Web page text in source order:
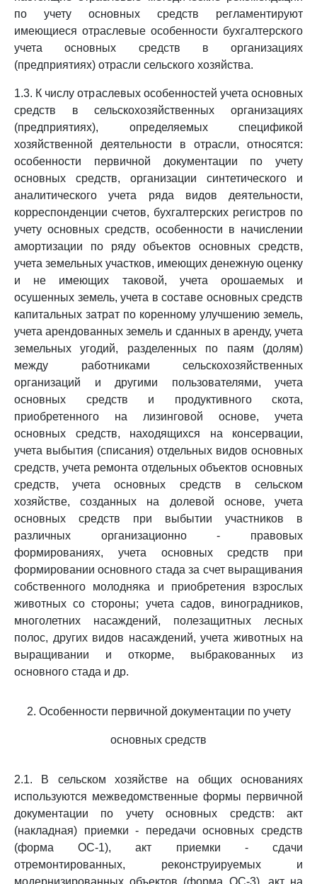
по учету основных средств регламентируют
имеющиеся отраслевые особенности бухгалтерского
учета основных средств в организациях
(предприятиях) отрасли сельского хозяйства.
1.3. К числу отраслевых особенностей учета основных
средств в сельскохозяйственных организациях
(предприятиях), определяемых спецификой
хозяйственной деятельности в отрасли, относятся:
особенности первичной документации по учету
основных средств, организации синтетического и
аналитического учета ряда видов деятельности,
корреспонденции счетов, бухгалтерских регистров по
учету основных средств, особенности в начислении
амортизации по ряду объектов основных средств,
учета земельных участков, имеющих денежную оценку
и не имеющих таковой, учета орошаемых и
осушенных земель, учета в составе основных средств
капитальных затрат по коренному улучшению земель,
учета арендованных земель и сданных в аренду, учета
земельных угодий, разделенных по паям (долям)
между работниками сельскохозяйственных
организаций и другими пользователями, учета
основных средств и продуктивного скота,
приобретенного на лизинговой основе, учета
основных средств, находящихся на консервации,
учета выбытия (списания) отдельных видов основных
средств, учета ремонта отдельных объектов основных
средств, учета основных средств в сельском
хозяйстве, созданных на долевой основе, учета
основных средств при выбытии участников в
различных организационно - правовых
формированиях, учета основных средств при
формировании основного стада за счет выращивания
собственного молодняка и приобретения взрослых
животных со стороны; учета садов, виноградников,
многолетних насаждений, полезащитных лесных
полос, других видов насаждений, учета животных на
выращивании и откорме, выбракованных из
основного стада и др.
2. Особенности первичной документации по учету
основных средств
2.1. В сельском хозяйстве на общих основаниях
используются межведомственные формы первичной
документации по учету основных средств: акт
(накладная) приемки - передачи основных средств
(форма ОС-1), акт приемки - сдачи
отремонтированных, реконструируемых и
модернизированных объектов (форма ОС-3), акт на